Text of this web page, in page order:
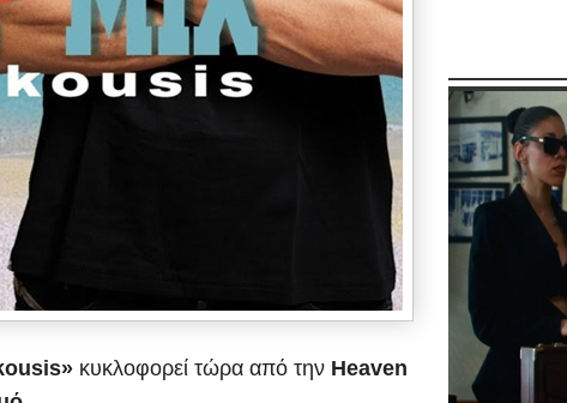
s» κυκλοφορεί τώρα από την Heaven